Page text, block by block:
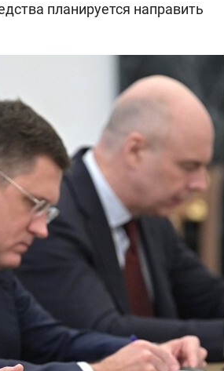
планируется направить